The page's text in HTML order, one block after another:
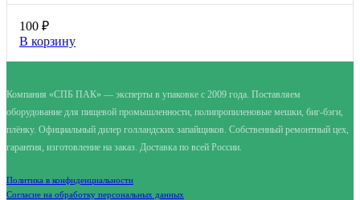
100 ₽
В корзину
Компания «СПБ ПАК» — эксперты в упаковке с 2009 года. Поставляем
оборудование для пищевой промышленности, полипропиленовые мешки, биг-бэги,
плёнку. Официальный дилер голландских запайщиков. Собственный ремонтный цех,
гарантия, изготовление на заказ. Доставка по всей России.
Политика в конфиденциальности
Согласие на обработку персональных данных